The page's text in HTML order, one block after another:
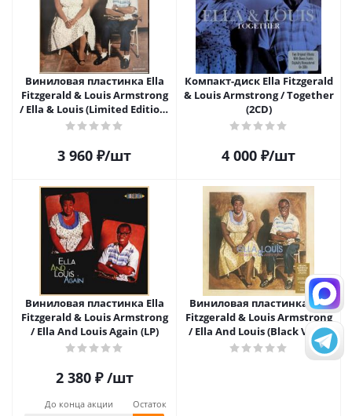
Виниловая пластинка Ella
Fitzgerald & Louis Armstrong
/ Ella & Louis (Limited Edition)
(1LP)
3 960 ₽/шт
Компакт-диск Ella Fitzgerald
& Louis Armstrong / Together
(2CD)
4 000 ₽/шт
Виниловая пластинка Ella
Fitzgerald & Louis Armstrong
/ Ella And Louis Again (LP)
2 380₽ /шт
До конца акции Остаток
Виниловая пластинка Ella
Fitzgerald & Louis Armstrong
/ Ella And Louis (Black Vinyl)
(LP)